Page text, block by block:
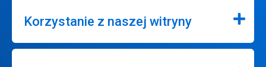
Korzystanie z naszej witryny